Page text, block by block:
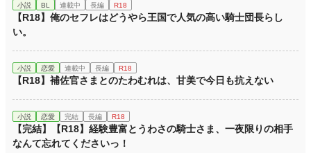
累計ポイント 47,523 pt (45,842 位)
小説 BL 連載中 長編 R18
【R18】俺のセフレはどうやら王国で人気の高い騎士団長らし
い。
小説 恋愛 連載中 長編 R18
【R18】補佐官さまとのたわむれは、甘美で今日も抗えない
小説 恋愛 完結 長編 R18
【完結】【R18】経験豊富とうわさの騎士さま、一夜限りの相手
なんて忘れてくださいっ！